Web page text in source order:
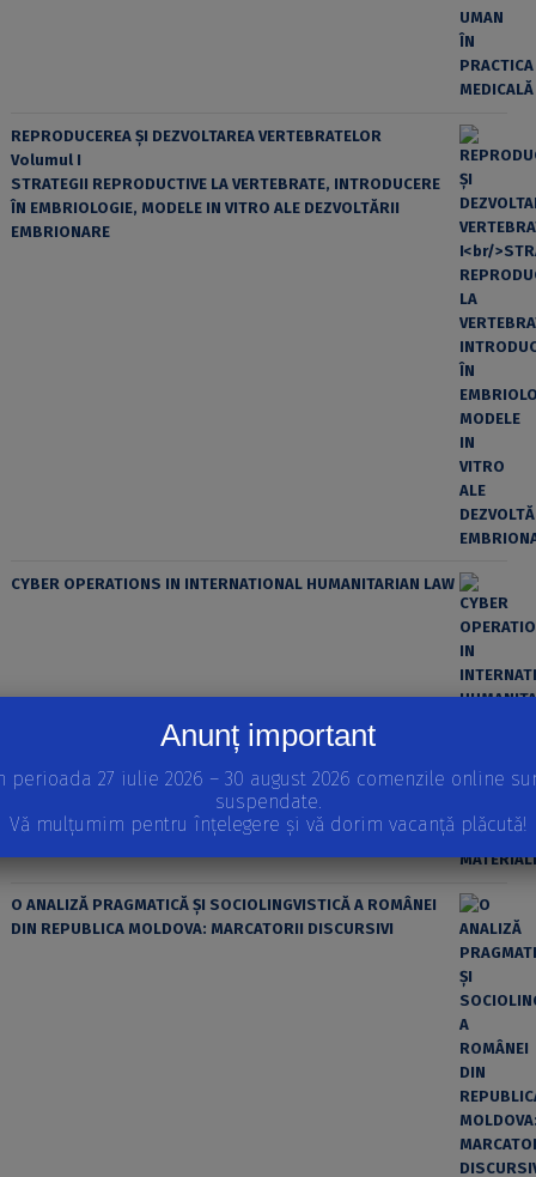
REPRODUCEREA ȘI DEZVOLTAREA VERTEBRATELOR
Volumul I
STRATEGII REPRODUCTIVE LA VERTEBRATE, INTRODUCERE
ÎN EMBRIOLOGIE, MODELE IN VITRO ALE DEZVOLTĂRII
EMBRIONARE
CYBER OPERATIONS IN INTERNATIONAL HUMANITARIAN LAW
ȘTIINȚA MODERNĂ ȘI MATERIALISMUL
O ANALIZĂ PRAGMATICĂ ȘI SOCIOLINGVISTICĂ A ROMÂNEI
DIN REPUBLICA MOLDOVA: MARCATORII DISCURSIVI
Anunț important
perioada 27 iulie 2026 – 30 august 2026 comenzile online
suspendate.
Vă mulțumim pentru înțelegere și vă dorim vacanță plăcută!